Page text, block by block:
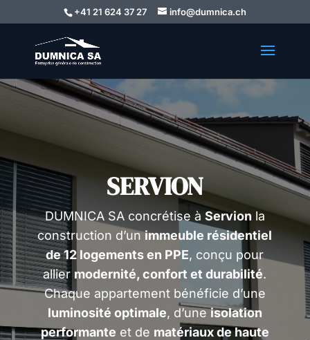
+41 21 624 37 27 info@dumnica.ch
SERVION
DUMNICA SA concrétise à Servion la
construction d’unimmeuble résidentiel
de 12 logements en PPE, conçu pour
allier modernité, confort et durabilité.
Chaque appartement bénéficie d’une
luminosité optimale, d’uneisolation
performante et de matériaux de haute